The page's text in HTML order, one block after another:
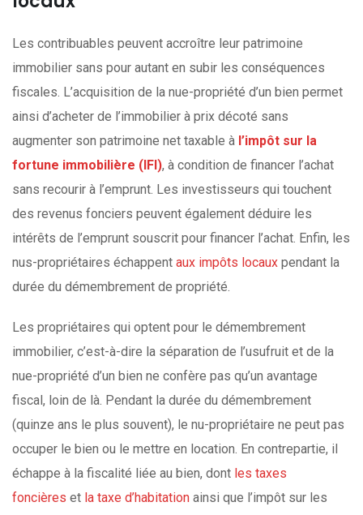
Les contribuables peuvent accroître leur patrimoine
immobilier sans pour autant en subir les conséquences
fiscales. L’acquisition de la nue-propriété d’un bien permet
ainsi d’acheter de l’immobilier à prix décoté sans
augmenter son patrimoine net taxable à l’impôt sur la
fortune immobilière (IFI), à condition de financer l’achat
sans recourir à l’emprunt. Les investisseurs qui touchent
des revenus fonciers peuvent également déduire les
intérêts de l’emprunt souscrit pour financer l’achat. Enfin, les
nus-propriétaires échappent aux impôts locaux pendant la
durée du démembrement de propriété.
Les propriétaires qui optent pour le démembrement
immobilier, c’est-à-dire la séparation de l’usufruit et de la
nue-propriété d’un bien ne confère pas qu’un avantage
fiscal, loin de là. Pendant la durée du démembrement
(quinze ans le plus souvent), le nu-propriétaire ne peut pas
occuper le bien ou le mettre en location. En contrepartie, il
échappe à la fiscalité liée au bien, dont les taxes
foncières et la taxe d’habitation ainsi que l’impôt sur les